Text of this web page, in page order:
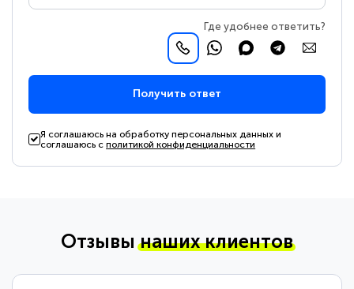
Где удобнее ответить?
Получить ответ
Я соглашаюсь на обработку персональных данных и
соглашаюсь сполитикой конфиденциальности
Отзывынаших клиентов